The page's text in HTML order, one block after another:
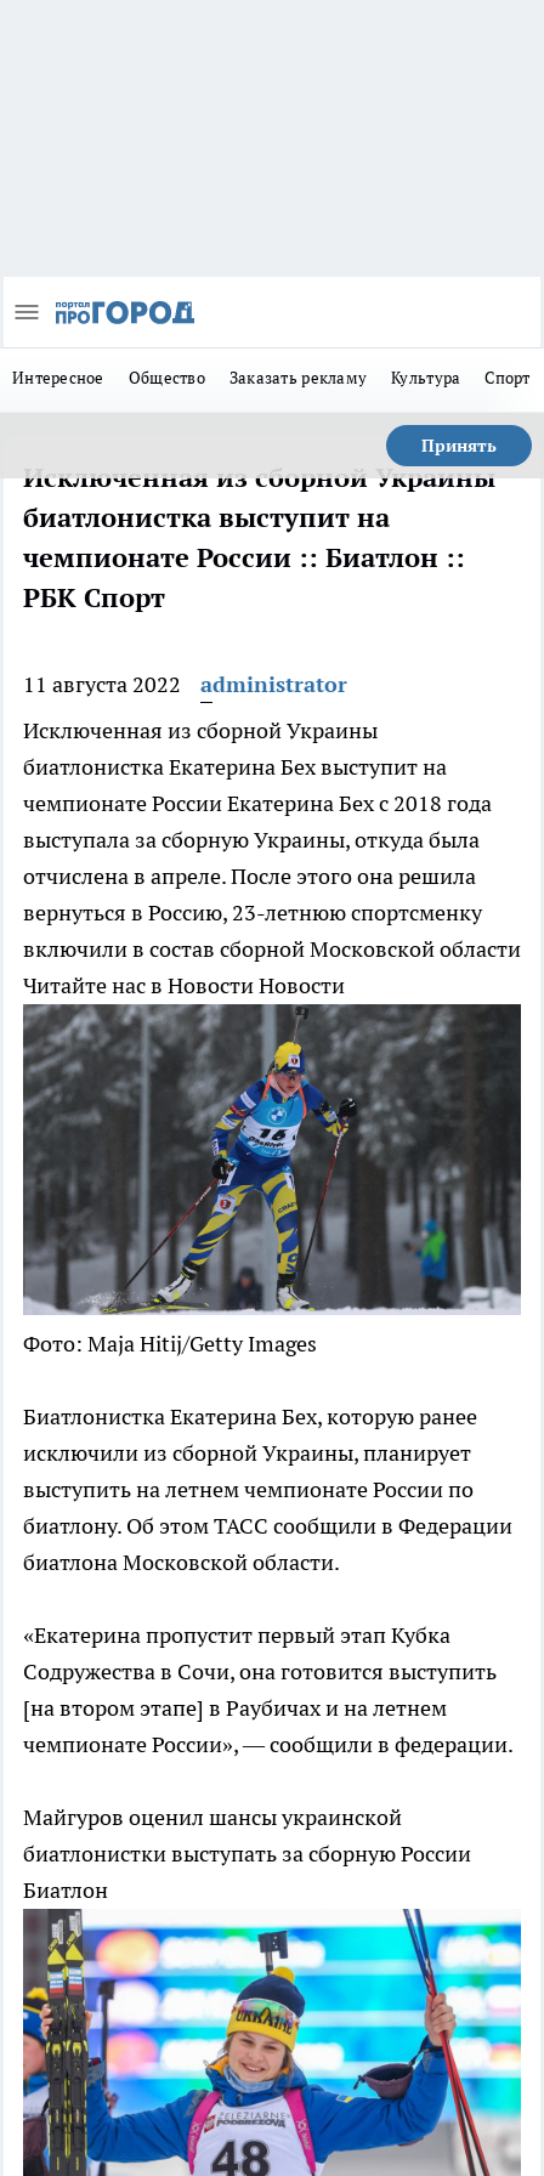
Интересное Общество Заказать рекламу Культура Спорт
Принять
Исключенная из сборной Украины
биатлонистка выступит на
чемпионате России :: Биатлон ::
РБК Спорт
11 августа 2022
administrator
Исключенная из сборной Украины
биатлонистка Екатерина Бех выступит на
чемпионате РоссииЕкатерина Бех с 2018 года
выступала за сборную Украины, откуда была
отчислена в апреле. После этого она решила
вернуться в Россию, 23-летнюю спортсменку
включили в состав сборной Московской области
Читайте нас в Новости Новости
Фото: Maja Hitij/Getty Images
Биатлонистка Екатерина Бех, которую ранее
исключили из сборной Украины, планирует
выступить на летнем чемпионате России по
биатлону. Об этом ТАСС сообщили в Федерации
биатлона Московской области.
«Екатерина пропустит первый этап Кубка
Содружества в Сочи, она готовится выступить
[на втором этапе] в Раубичах и на летнем
чемпионате России», — сообщили в федерации.
Майгуров оценил шансы украинской
биатлонистки выступать за сборную России
Биатлон